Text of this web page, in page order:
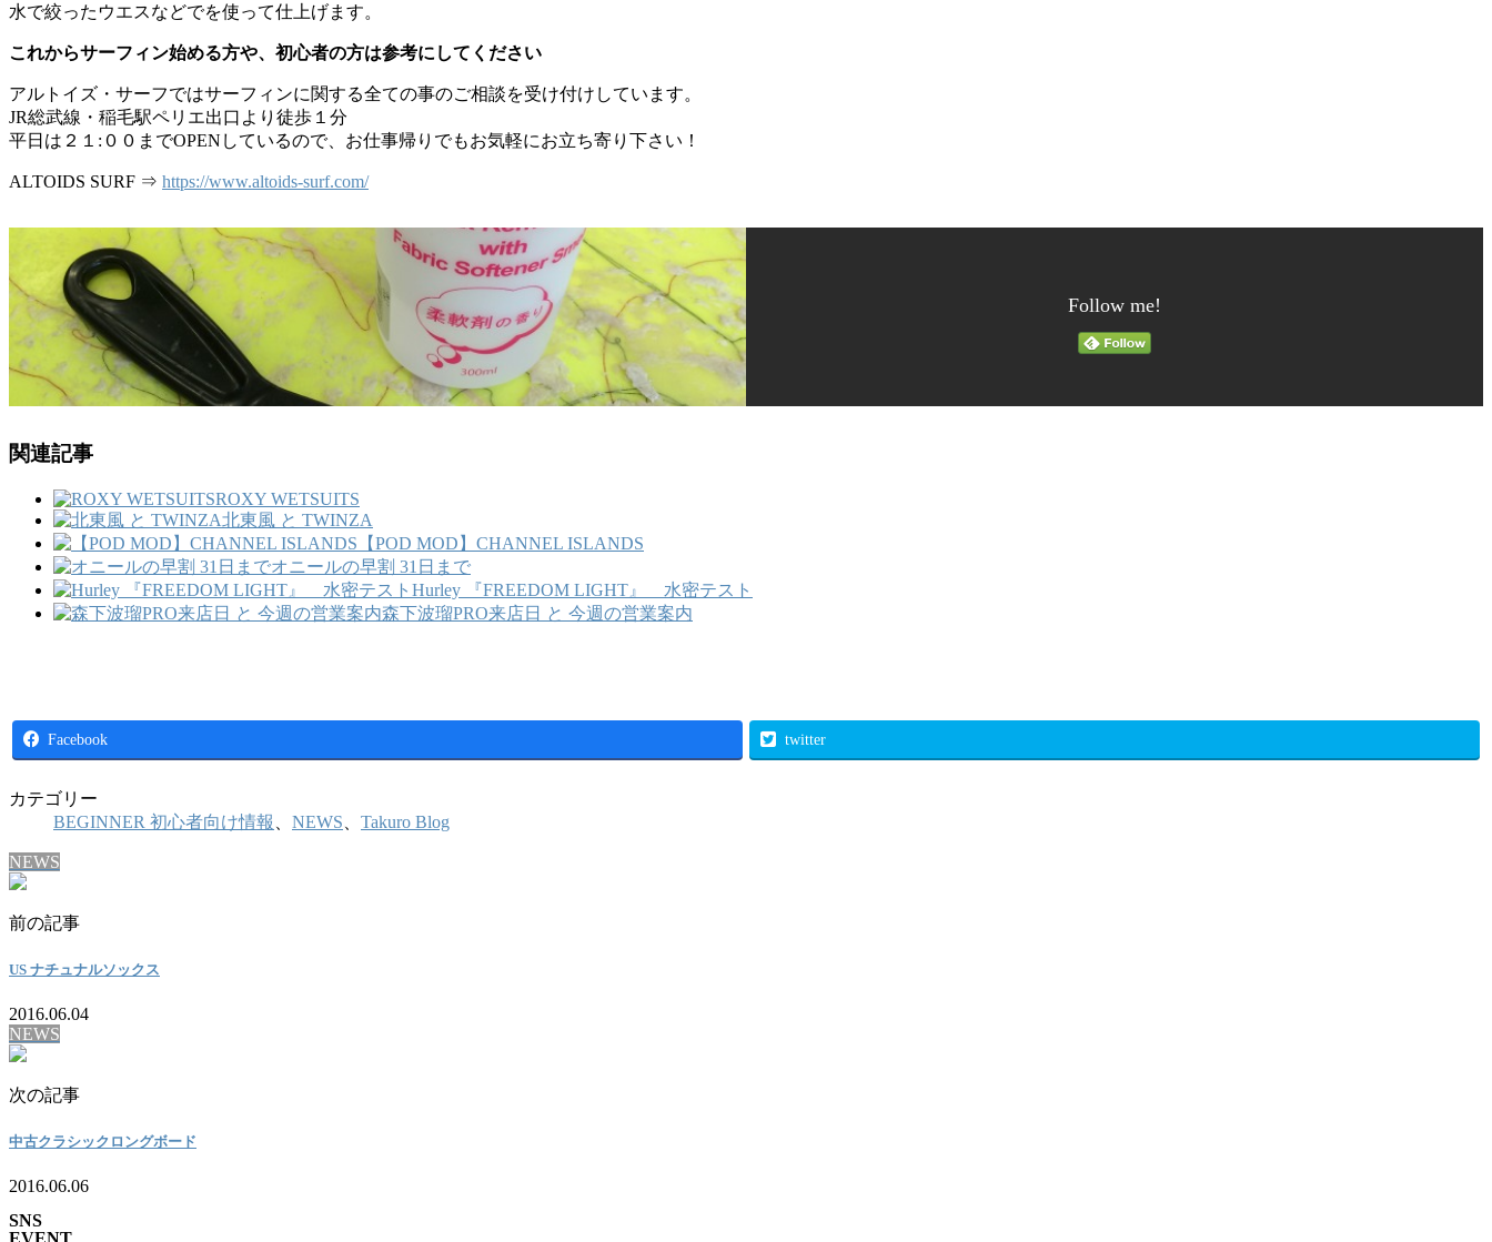
水で絞ったウエスなどでを使って仕上げます。
これからサーフィン始める方や、初心者の方は参考にしてください
アルトイズ・サーフではサーフィンに関する全ての事のご相談を受け付けしています。
JR総武線・稲毛駅ペリエ出口より徒歩１分
平日は２１:００までOPENしているので、お仕事帰りでもお気軽にお立ち寄り下さい！
ALTOIDS SURF ⇒ https://www.altoids-surf.com/
Follow me!
関連記事
ROXY WETSUITS
北東風 と TWINZA
【POD MOD】CHANNEL ISLANDS
オニールの早割 31日まで
Hurley 『FREEDOM LIGHT』 水密テスト
森下波瑠PRO来店日 と 今週の営業案内
Facebook twitter
カテゴリー
BEGINNER 初心者向け情報
NEWS Takuro Blog
NEWS
前の記事
US ナチュナルソックス
2016.06.04
NEWS
次の記事
中古クラシックロングボード
2016.06.06
SNS
EVENT